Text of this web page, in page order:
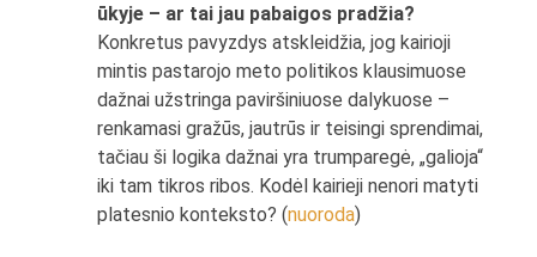
ūkyje – ar tai jau pabaigos pradžia?
Konkretus pavyzdys atskleidžia, jog kairioji
mintis pastarojo meto politikos klausimuose
dažnai užstringa paviršiniuose dalykuose –
renkamasi gražūs, jautrūs ir teisingi sprendimai,
tačiau ši logika dažnai yra trumparegė, „galioja“
iki tam tikros ribos. Kodėl kairieji nenori matyti
platesnio konteksto? (nuoroda)